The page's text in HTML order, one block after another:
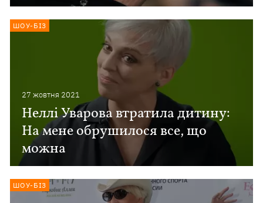
27 жовтня 2021
Неллі Уварова втратила дитину:
На мене обрушилося все, що
можна
ШОУ-БІЗ
ШОУ-БІЗ